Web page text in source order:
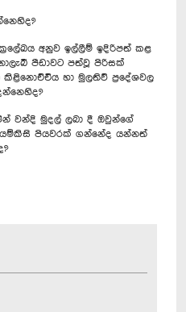
අනුව ඉල්ලීම් ඉදිරිපත් කළ
පීඩාවට පත්වූ පිරිසක්
හා මුලතිව් ප්‍රදේශවල
වන්දි මුදල් ලබා දී ඔවුන්ගේ
පියවරක් ගන්නේද යන්නත්